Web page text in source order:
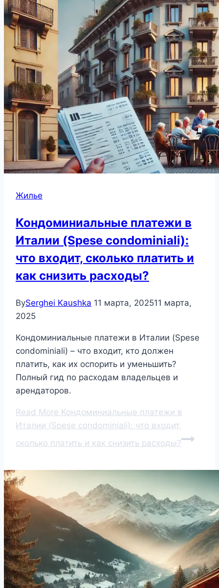
Жилье
Кондоминиальные платежи в
Италии (Spese condominiali):
что входит, сколько платить и
как снизить расходы?
BySerghei Kaushka 11 марта, 202511 марта,
2025
Кондоминиальные платежи в Италии (Spese
condominiali) – что входит, кто должен
платить, как их оспорить и уменьшить?
Полный гид по расходам владельцев и
арендаторов.
Read More Кондоминиальные платежи в
Италии (Spese condominiali): что входит,
сколько платить и как снизить расходы?